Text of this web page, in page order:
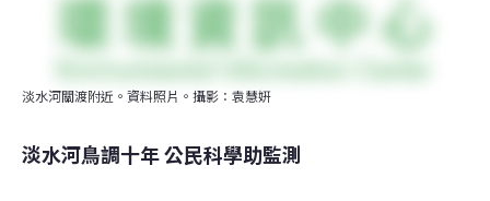
淡水河關渡附近。資料照片。攝影：袁慧姸
淡水河鳥調十年 公民科學助監測